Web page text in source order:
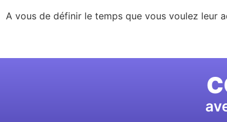
A vous de définir le temps que vous voulez leur